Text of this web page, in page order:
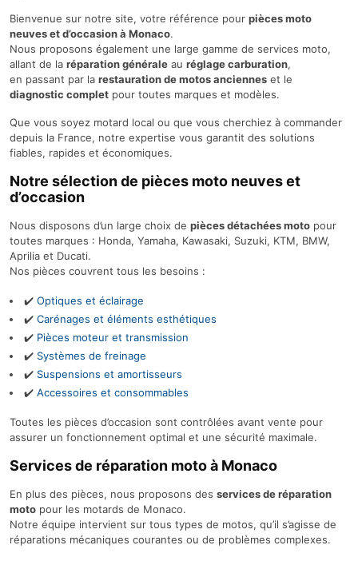
Bienvenue sur notre site, votre référence pour pièces moto
neuves et d’occasion à Monaco.
Nous proposons également une large gamme de services moto,
allant de la réparation générale au réglage carburation,
en passant par la restauration de motos anciennes et le
diagnostic complet pour toutes marques et modèles.
Que vous soyez motard local ou que vous cherchiez à commander
depuis la France, notre expertise vous garantit des solutions
fiables, rapides et économiques.
Notre sélection de pièces moto neuves et
d’occasion
Nous disposons d’un large choix de pièces détachées moto pour
toutes marques : Honda, Yamaha, Kawasaki, Suzuki, KTM, BMW,
Aprilia et Ducati.
Nos pièces couvrent tous les besoins :
✔️ Optiques et éclairage
✔️ Carénages et éléments esthétiques
✔️ Pièces moteur et transmission
✔️ Systèmes de freinage
✔️ Suspensions et amortisseurs
✔️ Accessoires et consommables
Toutes les pièces d’occasion sont contrôlées avant vente pour
assurer un fonctionnement optimal et une sécurité maximale.
Services de réparation moto à Monaco
En plus des pièces, nous proposons des services de réparation
moto pour les motards de Monaco.
Notre équipe intervient sur tous types de motos, qu’il s’agisse de
réparations mécaniques courantes ou de problèmes complexes.